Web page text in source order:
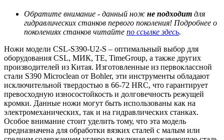
Обратите внимание - данный нож не подходит для
гидравлических станков первого поколения! Подробнее о
поколениях станков читайте по ссылке здесь.
Ножи модели CSL-S390-U2-S – оптимальный выбор для
оборудования CSL, МИК, TE, TimeGroup, а также других
производителей из Китая. Изготовленные из первоклассной
стали S390 Microclean от Bohler, эти инструменты обладают
исключительной твердостью в 66-72 HRC, что гарантирует
превосходную износостойкость и долговечность режущей
кромки. Данные ножи могут быть использованы как на
электромеханических, так и на гидравлических станках.
Особое внимание стоит уделить тому, что эта модель
предназначена для обработки вязких сталей с малым или